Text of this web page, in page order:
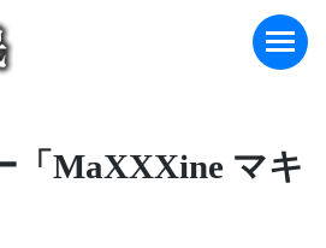
「MaXXXine マキ